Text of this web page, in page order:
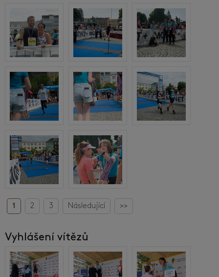
1 2 3 Následující >>
Vyhlášení vítězů